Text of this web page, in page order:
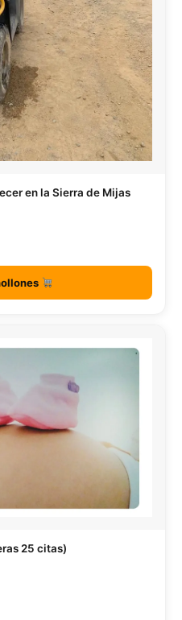
en la Sierra de Mijas
25 citas)